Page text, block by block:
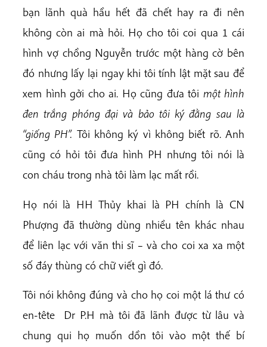
bạn lãnh quà hầu hết đã chết hay ra đi nên
không còn ai mà hỏi. Họ cho tôi coi qua 1 cái
hình vợ chồng Nguyễn trước một hàng cờ bên
đó nhưng lấy lại ngay khi tôi tính lật mặt sau để
xem hình gởi cho ai. Họ cũng đưa tôi một hình
đen trắng phóng đại và bảo tôi ký đằng sau là
“giống PH”. Tôi không ký vì không biết rõ. Anh
cũng có hỏi tôi đưa hình PH nhưng tôi nói là
con cháu trong nhà tôi làm lạc mất rồi.
Họ nói là HH Thủy khai là PH chính là CN
Phượng đã thường dùng nhiều tên khác nhau
để liên lạc với văn thi sĩ – và cho coi xa xa một
số đáy thùng có chữ viết gì đó.
Tôi nói không đúng và cho họ coi một lá thư có
en-tête Dr P.H mà tôi đã lãnh được từ lâu và
chung qui họ muốn dồn tôi vào một thế bí